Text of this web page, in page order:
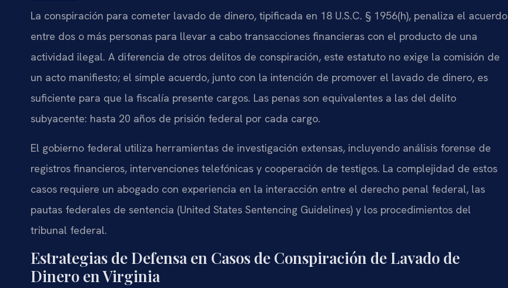
La conspiración para cometer lavado de dinero, tipificada en 18 U.S.C. § 1956(h), penaliza el acuerdo
entre dos o más personas para llevar a cabo transacciones financieras con el producto de una
actividad ilegal. A diferencia de otros delitos de conspiración, este estatuto no exige la comisión de
un acto manifiesto; el simple acuerdo, junto con la intención de promover el lavado de dinero, es
suficiente para que la fiscalía presente cargos. Las penas son equivalentes a las del delito
subyacente: hasta 20 años de prisión federal por cada cargo.
El gobierno federal utiliza herramientas de investigación extensas, incluyendo análisis forense de
registros financieros, intervenciones telefónicas y cooperación de testigos. La complejidad de estos
casos requiere un abogado con experiencia en la interacción entre el derecho penal federal, las
pautas federales de sentencia (United States Sentencing Guidelines) y los procedimientos del
tribunal federal.
Estrategias de Defensa en Casos de Conspiración de Lavado de
Dinero en Virginia